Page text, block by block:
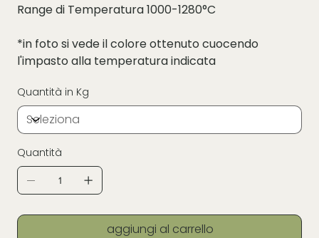
Range di Temperatura 1000-1280°C
*in foto si vede il colore ottenuto cuocendo
l'impasto alla temperatura indicata
Quantità in Kg
Quantità
aggiungi al carrello